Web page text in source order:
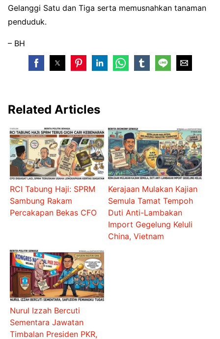
Gelanggi Satu dan Tiga serta memusnahkan tanaman
penduduk.
– BH
Related Articles
RCI Tabung Haji: SPRM
Sambung Rakam
Percakapan Bekas CFO
Kerajaan Mulakan Kajian
Semula Tamat Tempoh
Duti Anti-Lambakan
Import Gegelung Keluli
China, Vietnam
Nurul Izzah Bercuti
Sementara Jawatan
Timbalan Presiden PKR,